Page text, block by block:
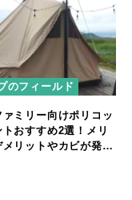
のフィールド
ァミリー向けポリコッ
トおすすめ2選！メリ
メリットやカビが発生